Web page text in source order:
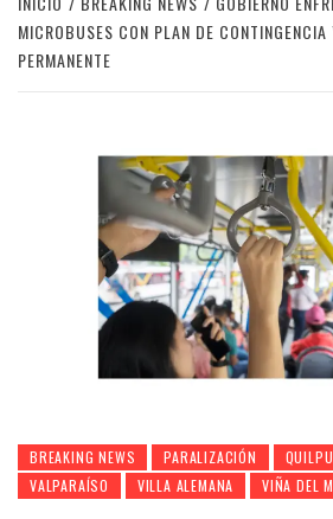
MICROBUSES CON PLAN DE CONTINGENCIA
PERMANENTE
BREAKING NEWS PARALIZACIÓN
VALPARAÍSO
VILLA ALEMANA VIÑA DEL